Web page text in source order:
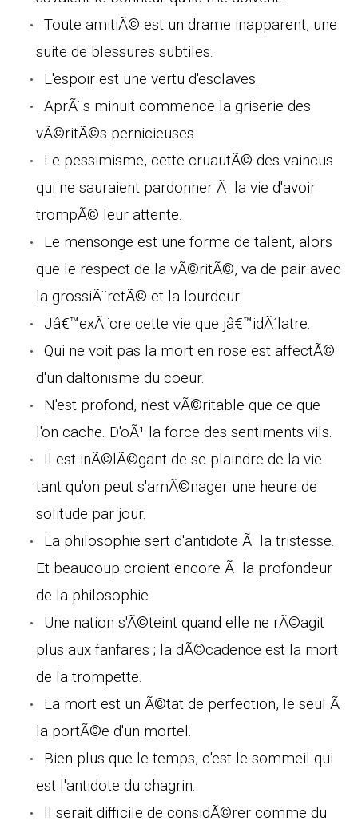
Toute amitiÃ© est un drame inapparent, une
suite de blessures subtiles.
L'espoir est une vertu d'esclaves.
AprÃ¨s minuit commence la griserie des
vÃ©ritÃ©s pernicieuses.
Le pessimisme, cette cruautÃ© des vaincus
qui ne sauraient pardonner Ã la vie d'avoir
trompÃ© leur attente.
Le mensonge est une forme de talent, alors
que le respect de la vÃ©ritÃ©, va de pair avec
la grossiÃ¨retÃ© et la lourdeur.
Jâ€™exÃ¨cre cette vie que jâ€™idÃ´latre.
Qui ne voit pas la mort en rose est affectÃ©
d'un daltonisme du coeur.
N'est profond, n'est vÃ©ritable que ce que
l'on cache. D'oÃ¹ la force des sentiments vils.
Il est inÃ©lÃ©gant de se plaindre de la vie
tant qu'on peut s'amÃ©nager une heure de
solitude par jour.
La philosophie sert d'antidote Ã la tristesse.
Et beaucoup croient encore Ã la profondeur
de la philosophie.
Une nation s'Ã©teint quand elle ne rÃ©agit
plus aux fanfares ; la dÃ©cadence est la mort
de la trompette.
La mort est un Ã©tat de perfection, le seul Ã
la portÃ©e d'un mortel.
Bien plus que le temps, c'est le sommeil qui
est l'antidote du chagrin.
Il serait difficile de considÃ©rer comme du